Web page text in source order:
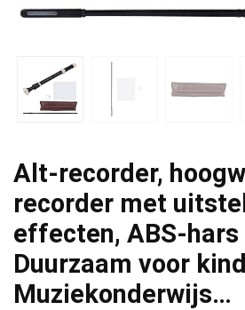
Alt-recorder,
recorder met
effecten, ABS-
Duurzaam voor
Muziekonderwijs…